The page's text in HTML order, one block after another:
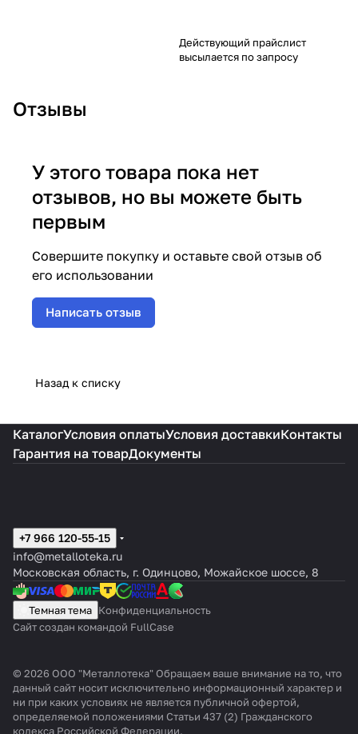
Действующий прайслист
высылается по запросу
Отзывы
У этого товара пока нет
отзывов, но вы можете быть
первым
Совершите покупку и оставьте свой отзыв об
его использовании
Написать отзыв
Назад к списку
КаталогУсловия оплатыУсловия доставкиКонтакты
Гарантия на товарДокументы
+7 966 120-55-15
info@metalloteka.ru
Московская область, г. Одинцово, Можайское шоссе, 8
Темная тема Конфиденциальность
Сайт создан командой FullCase
© 2026 ООО "Металлотека" Обращаем ваше внимание на то, что
данный сайт носит исключительно информационный характер и
ни при каких условиях не является публичной офертой,
определяемой положениями Статьи 437 (2) Гражданского
кодекса Российской Федерации.